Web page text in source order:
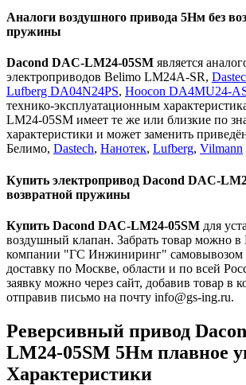
Аналоги воздушного привода 5Нм без
пружины
Dacond DAC-LM24-05SM является
электроприводов Belimo LM24A-SR,
Lufberg DA04N24PS, Hoocon DA4MU24-
технико-эксплуатационным
LM24-05SM имеет те же или близкие по
характеристики и может заменить
Белимо, Dastech, Нанотек, Lufberg, Vilmann
Купить электропривод Dacond DAC-
возвратной пружины
Купить Dacond DAC-LM24-05SM для
воздушный клапан. Забрать товар можно в
компании "ГС Инжиниринг" самовывозом
доставку по Москве, области и по всей
заявку можно через сайт, добавив товар в
отправив письмо на почту info@gs-ing.ru.
Реверсивный привод
LM24-05SM 5Нм плавное
Характеристики